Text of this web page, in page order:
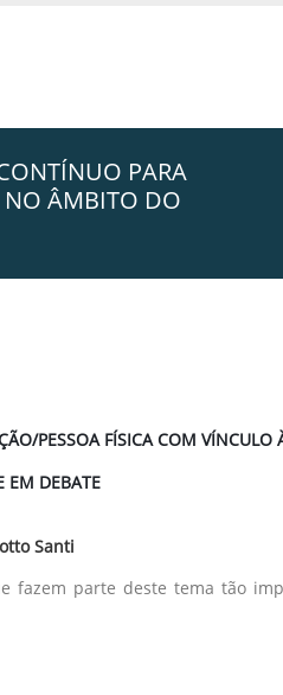
PARA
NO ÂMBITO DO
PESSOA FÍSICA COM VÍNCULO
EM DEBATE
Santi
fazem parte deste tema tão